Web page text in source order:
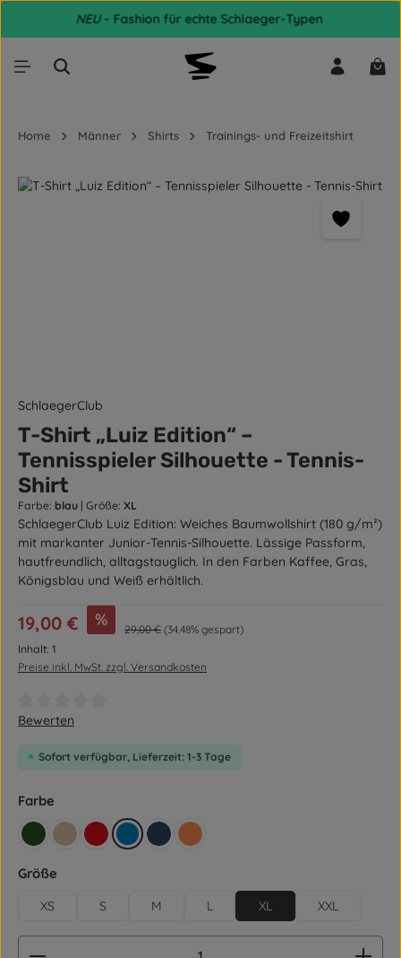
Zum Hauptinhalt springen
NEU- Fashion für echte Schlaeger-Typen
Home Männer Shirts Trainings- und Freizeitshirt
Bildergalerie überspringen
SchlaegerClub
T-Shirt „Luiz Edition“ –
Tennisspieler Silhouette - Tennis-
Shirt
Farbe: blau | Größe: XL
SchlaegerClub Luiz Edition: Weiches Baumwollshirt (180 g/m²)
mit markanter Junior-Tennis-Silhouette. Lässige Passform,
hautfreundlich, alltagstauglich. In den Farben Kaffee, Gras,
Königsblau und Weiß erhältlich.
Verkaufspreis:
19,00 € % Regulärer Preis:
29,00 € (34.48% gespart)
Inhalt: 1
Preise inkl. MwSt. zzgl. Versandkosten
Durchschnittliche Bewertung von 0 von 5 Sternen
Bewerten
Sofort verfügbar, Lieferzeit: 1-3 Tage
Farbe
retro grün
beigerot blau dunkelblau / Navy
orange
Größe
XS S M L XL XXL
Produkt Anzahl: Gib den gewünschten Wert